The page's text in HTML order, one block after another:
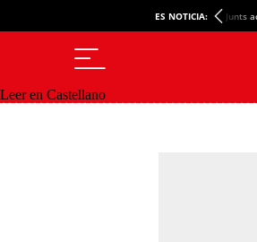
ES NOTICIA: Junts
Leer en Castellano